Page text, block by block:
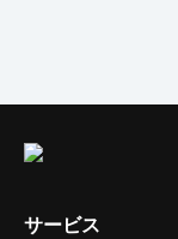
サービス